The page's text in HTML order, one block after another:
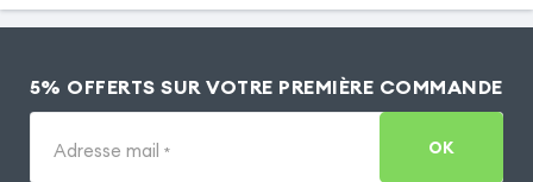
5% OFFERTS SUR VOTRE PREMIÈRE COMMANDE
Adresse mail * OK